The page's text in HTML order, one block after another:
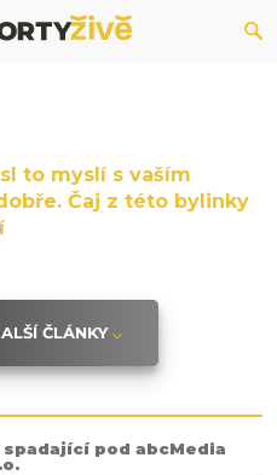
to myslí s vaším
Čaj z této bylinky
ČLÁNKY
pod abcMedia